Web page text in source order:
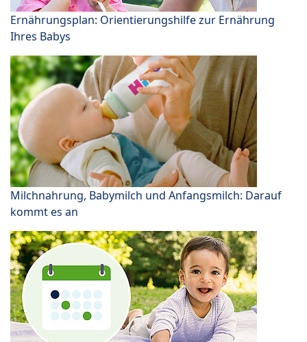
Ernährungsplan: Orientierungshilfe zur Ernährung
Ihres Babys
Milchnahrung, Babymilch und Anfangsmilch: Darauf
kommt es an